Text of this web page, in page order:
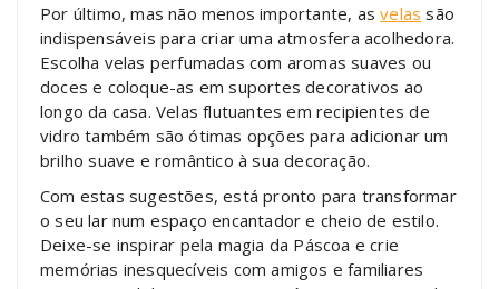
Por último, mas não menos importante, asvelas são
indispensáveis para criar uma atmosfera acolhedora.
Escolha velas perfumadas com aromas suaves ou
doces e coloque-as em suportes decorativos ao
longo da casa. Velas flutuantes em recipientes de
vidro também são ótimas opções para adicionar um
brilho suave e romântico à sua decoração.
Com estas sugestões, está pronto para transformar
o seu lar num espaço encantador e cheio de estilo.
Deixe-se inspirar pela magia da Páscoa e crie
memórias inesquecíveis com amigos e familiares